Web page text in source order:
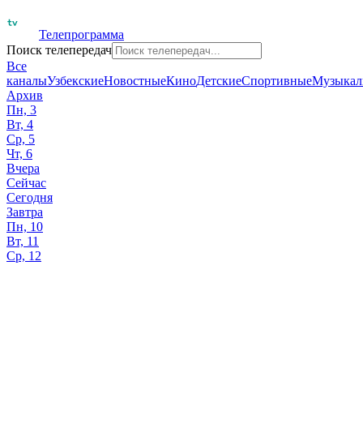
Телепрограмма
Поиск телепередач
Все
каналыУзбекскиеНовостныеКиноДетскиеСпортивные
Архив
Пн, 3
Вт, 4
Ср, 5
Чт, 6
Вчера
Сейчас
Сегодня
Завтра
Пн, 10
Вт, 11
Ср, 12